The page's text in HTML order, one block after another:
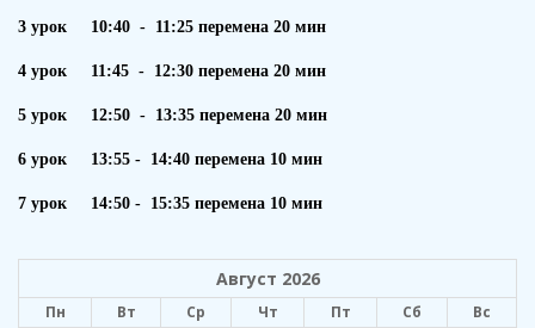
3 урок 10:40 - 11:25 перемена 20 мин
4 урок 11:45 - 12:30 перемена 20 мин
5 урок 12:50 - 13:35 перемена 20 мин
6 урок 13:55 - 14:40 перемена 10 мин
7 урок 14:50 - 15:35 перемена 10 мин
Август 2026
Пн Вт Ср Чт Пт Сб
Вс